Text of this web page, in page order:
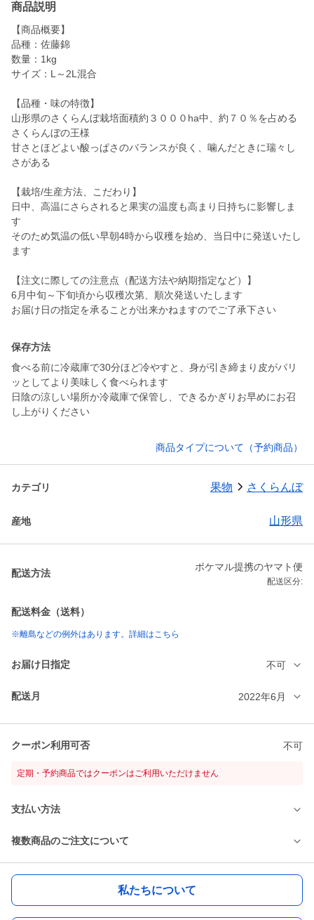
商品説明
【商品概要】
品種：佐藤錦
数量：1kg
サイズ：L～2L混合
【品種・味の特徴】
山形県のさくらんぼ栽培面積約３０００ha中、約７０％を占める
さくらんぼの王様
甘さとほどよい酸っぱさのバランスが良く、噛んだときに瑞々し
さがある
【栽培/生産方法、こだわり】
日中、高温にさらされると果実の温度も高まり日持ちに影響しま
す
そのため気温の低い早朝4時から収穫を始め、当日中に発送いたし
ます
【注文に際しての注意点（配送方法や納期指定など）】
6月中旬～下旬頃から収穫次第、順次発送いたします
お届け日の指定を承ることが出来かねますのでご了承下さい
保存方法
食べる前に冷蔵庫で30分ほど冷やすと、身が引き締まり皮がパリ
ッとしてより美味しく食べられます
日陰の涼しい場所か冷蔵庫で保管し、できるかぎりお早めにお召
し上がりください
商品タイプについて（予約商品）
カテゴリ 果物 さくらんぼ
産地 山形県
配送方法
ポケマル提携のヤマト便
配送区分:
配送料金（送料）
※離島などの例外はあります。詳細はこちら
お届け日指定 不可
配送月 2022年6月
クーポン利用可否 不可
定期・予約商品ではクーポンはご利用いただけません
支払い方法
複数商品のご注文について
私たちについて